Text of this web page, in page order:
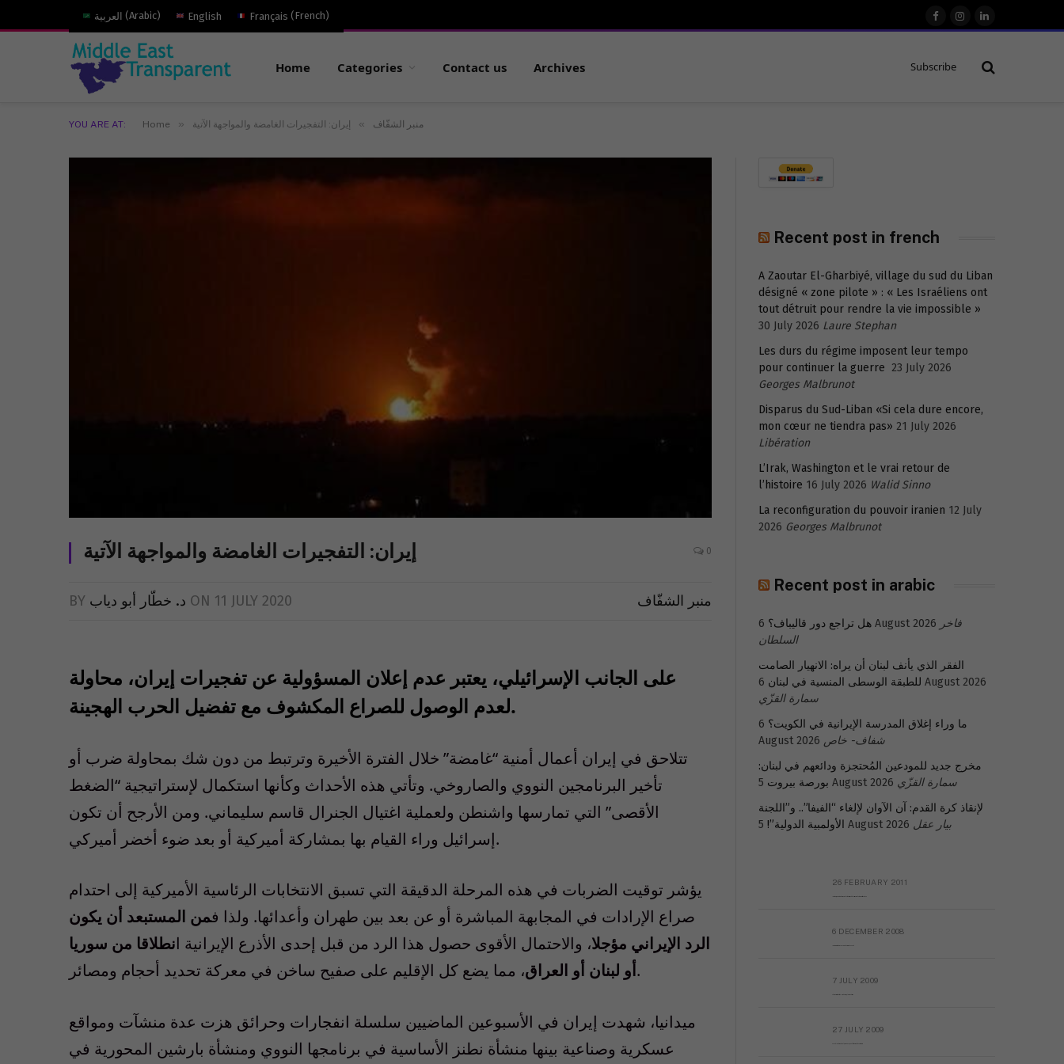
العربية (Arabic) English Français (French)
FacebookInstagram
LinkedIn
Home Categories Contact us Archives Subscribe
YOU ARE AT: Home » منبر الشفّاف » إيران: التفجيرات الغامضة والمواجهة الآتية
إيران: التفجيرات الغامضة والمواجهة الآتية 0
BY د. خطّار أبو دياب ON 11 JULY 2020 منبر الشفّاف
على الجانب الإسرائيلي، يعتبر عدم إعلان المسؤولية عن تفجيرات إيران، محاولة
لعدم الوصول للصراع المكشوف مع تفضيل الحرب الهجينة.
تتلاحق في إيران أعمال أمنية “غامضة” خلال الفترة الأخيرة وترتبط من دون شك بمحاولة ضرب أو
تأخير البرنامجين النووي والصاروخي. وتأتي هذه الأحداث وكأنها استكمال لإستراتيجية “الضغط
الأقصى” التي تمارسها واشنطن ولعملية اغتيال الجنرال قاسم سليماني. ومن الأرجح أن تكون
إسرائيل وراء القيام بها بمشاركة أميركية أو بعد ضوء أخضر أميركي.
يؤشر توقيت الضربات في هذه المرحلة الدقيقة التي تسبق الانتخابات الرئاسية الأميركية إلى احتدام
صراع الإرادات في المجابهة المباشرة أو عن بعد بين طهران وأعدائها. ولذا فمن المستبعد أن يكون
الرد الإيراني مؤجلا، والاحتمال الأقوى حصول هذا الرد من قبل إحدى الأذرع الإيرانية انطلاقا من سوريا
أو لبنان أو العراق، مما يضع كل الإقليم على صفيح ساخن في معركة تحديد أحجام ومصائر.
ميدانيا، شهدت إيران في الأسبوعين الماضيين سلسلة انفجارات وحرائق هزت عدة منشآت ومواقع
عسكرية وصناعية بينها منشأة نطنز الأساسية في برنامجها النووي ومنشأة بارشين المحورية في
Recent post in french
A Zaoutar El-Gharbiyé, village du sud du Liban
désigné « zone pilote » : « Les Israéliens ont
tout détruit pour rendre la vie impossible »
30 July 2026 Laure Stephan
Les durs du régime imposent leur tempo
pour continuer la guerre 23 July 2026
Georges Malbrunot
Disparus du Sud-Liban «Si cela dure encore,
mon cœur ne tiendra pas» 21 July 2026
Libération
L’Irak, Washington et le vrai retour de
l’histoire 16 July 2026 Walid Sinno
La reconfiguration du pouvoir iranien 12 July
2026 Georges Malbrunot
Recent post in arabic
هل تراجع دور قاليباف؟ 6 August 2026 فاخر
السلطان
الفقر الذي يأنف لبنان أن يراه: الانهيار الصامت
للطبقة الوسطى المنسية في لبنان 6 August 2026
سمارة القزّي
ما وراء إغلاق المدرسة الإيرانية في الكويت؟ 6
August 2026 شفاف- خاص
مخرج جديد للمودعين المُحتجزة ودائعهم في لبنان:
بورصة بيروت 5 August 2026 سمارة القزّي
لإنقاذ كرة القدم: آن الآوان لإلغاء “الفيفا”.. و”اللجنة
الأولمبية الدولية”! 5 August 2026 بيار عقل
26 FEBRUARY 2011
6 DECEMBER 2008
7 JULY 2009
27 JULY 2009